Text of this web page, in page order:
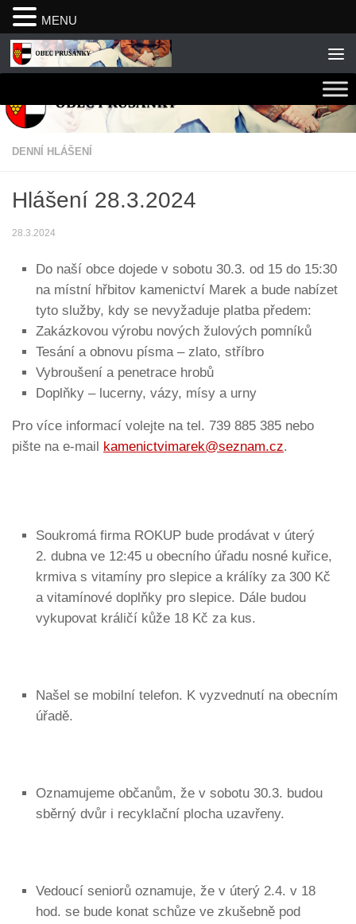
Skip to content
DENNÍ HLÁŠENÍ
Hlášení 28.3.2024
28.3.2024
Do naší obce dojede v sobotu 30.3. od 15 do 15:30
na místní hřbitov kamenictví Marek a bude nabízet
tyto služby, kdy se nevyžaduje platba předem:
Zakázkovou výrobu nových žulových pomníků
Tesání a obnovu písma – zlato, stříbro
Vybroušení a penetrace hrobů
Doplňky – lucerny, vázy, mísy a urny
Pro více informací volejte na tel. 739 885 385 nebo
pište na e-mail kamenictvimarek@seznam.cz.
Soukromá firma ROKUP bude prodávat v úterý
2. dubna ve 12:45 u obecního úřadu nosné kuřice,
krmiva s vitamíny pro slepice a králíky za 300 Kč
a vitamínové doplňky pro slepice. Dále budou
vykupovat králičí kůže 18 Kč za kus.
Našel se mobilní telefon. K vyzvednutí na obecním
úřadě.
Oznamujeme občanům, že v sobotu 30.3. budou
sběrný dvůr i recyklační plocha uzavřeny.
Vedoucí seniorů oznamuje, že v úterý 2.4. v 18
hod. se bude konat schůze ve zkušebně pod
MENU